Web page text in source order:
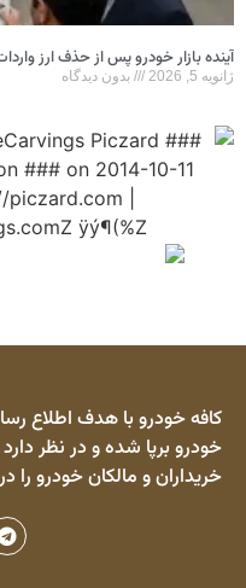
آینده بازار خودرو پس از حذف ارز واردات
ژانویه 5, 2026 بدون دیدگاه
کافه خودرو با هدف اطلاع
خودرو برپا شده و در نظر دارد
خریداران و مالکان خودرو را